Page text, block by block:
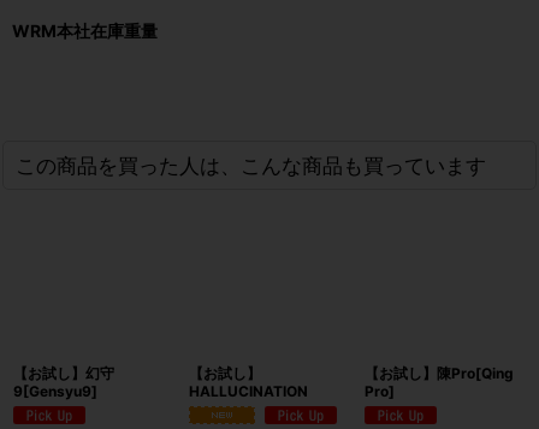
WRM本社在庫重量
この商品を買った人は、こんな商品も買っています
【お試し】幻守
9[Gensyu9]
【お試し】
HALLUCINATION
【お試し】陳Pro[Qing
Pro]